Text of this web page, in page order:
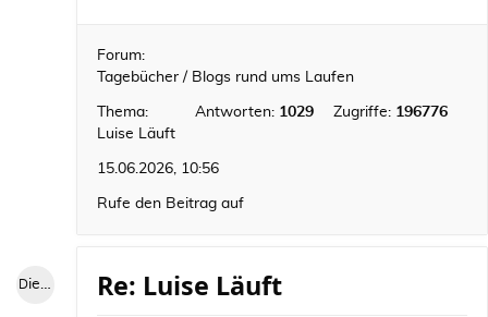
Forum:
Tagebücher / Blogs rund ums Laufen
Thema:
Luise Läuft
Antworten: 1029 Zugriffe: 196776
15.06.2026, 10:56
Rufe den Beitrag auf
Die blaue Luise Re: Luise Läuft